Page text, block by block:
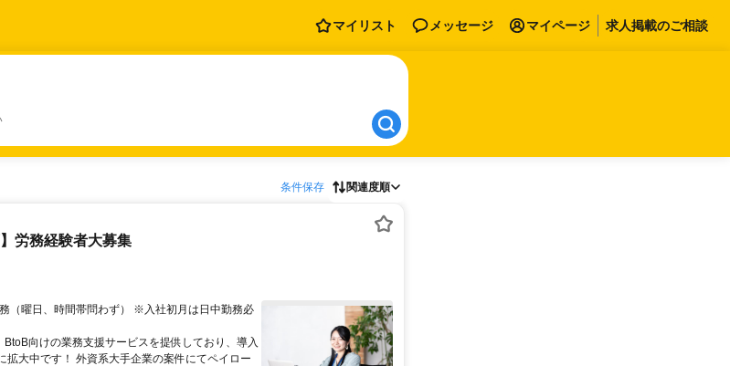
マイリスト メッセージ マイページ 求人掲載のご相談
条件保存 関連度順
労務経験者大募集
（曜日、時間帯問わず） ※入社初月は日中勤務必
向けの業務支援サービスを提供しており、導入
拡大中です！ 外資系大手企業の案件にてペイロー